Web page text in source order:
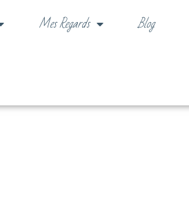
Mes Regards Blog